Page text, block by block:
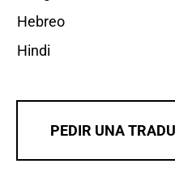
Hebreo
Hindi
PEDIR UNA